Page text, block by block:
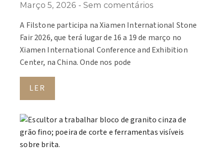
Março 5, 2026 Sem comentários
A Filstone participa na Xiamen International Stone
Fair 2026, que terá lugar de 16 a 19 de março no
Xiamen International Conference and Exhibition
Center, na China. Onde nos pode
LER